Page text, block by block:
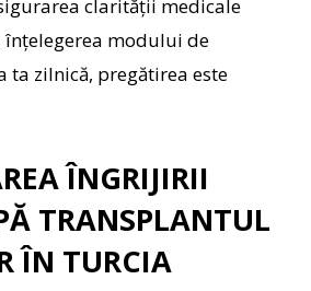
clarității medicale
modului de
ta zilnică, pregătirea este
ÎNGRIJIRII
TRANSPLANTUL
ÎN TURCIA